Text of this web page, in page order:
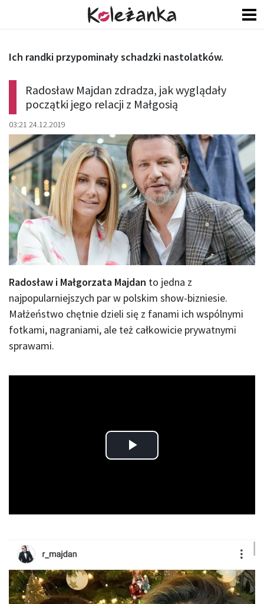
Radosław Majdan zdradza, jak wyglądały
początki jego relacji z Małgosią
03:21 24.12.2019
Ich randki przypominały schadzki nastolatków.
Radosław i Małgorzata Majdan to jedna z
najpopularniejszych par w polskim show-bizniesie.
Małżeństwo chętnie dzieli się z fanami ich wspólnymi
fotkami, nagraniami, ale też całkowicie prywatnymi
sprawami.
Play